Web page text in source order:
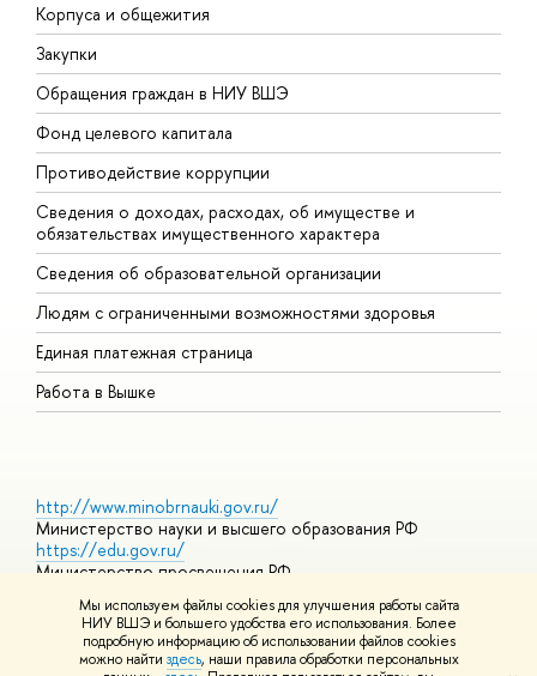
Мы используем файлы cookies для улучшения работы сайта
НИУ ВШЭ и большего удобства его использования. Более
подробную информацию об использовании файлов cookies
можно найти здесь, наши правила обработки персональных
Корпуса и общежития
Закупки
Обращения граждан в НИУ ВШЭ
Фонд целевого капитала
Противодействие коррупции
Сведения о доходах, расходах, об имуществе и
обязательствах имущественного характера
Сведения об образовательной организации
Людям с ограниченными возможностями здоровья
Единая платежная страница
Работа в Вышке
http://www.minobrnauki.gov.ru/
Министерство науки и высшего образования РФ
https://edu.gov.ru/
Министерство просвещения РФ
Массовые открытые онлайн-курсы